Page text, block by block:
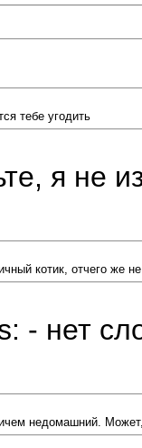
тебе угодить
я не
котик, отчего же
- нет
недомашний.